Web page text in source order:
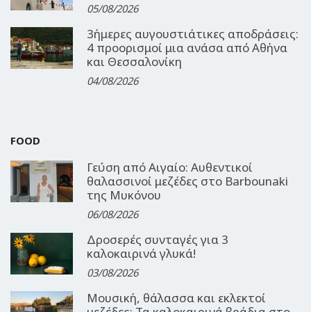
05/08/2026
3ήμερες αυγουστιάτικες αποδράσεις:
4 προορισμοί μια ανάσα από Αθήνα
και Θεσσαλονίκη
04/08/2026
FOOD
Γεύση από Αιγαίο: Αυθεντικοί
θαλασσινοί μεζέδες στο Barbounaki
της Μυκόνου
06/08/2026
Δροσερές συνταγές για 3
καλοκαιρινά γλυκά!
03/08/2026
Μουσική, θάλασσα και εκλεκτοί